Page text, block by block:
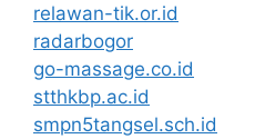
relawan-tik.or.id
radarbogor
go-massage.co.id
stthkbp.ac.id
smpn5tangsel.sch.id